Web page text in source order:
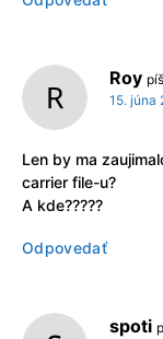
Roy
15. júna
Len by ma
carrier file-u?
A kde?????
Odpovedať
spoti